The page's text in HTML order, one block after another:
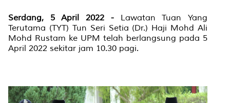
Serdang, 5 April 2022 -Lawatan Tuan Yang
Terutama (TYT) Tun Seri Setia (Dr.) Haji Mohd Ali
Mohd Rustam ke UPM telah berlangsung pada 5
April 2022 sekitar jam 10.30 pagi.